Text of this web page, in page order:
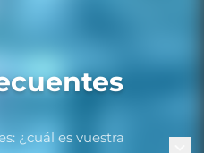
¿cuál es vuestra